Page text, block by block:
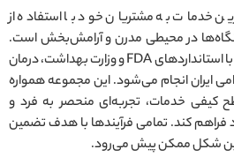
خدمات به مشتریان خود با استفاده از
در محیطی مدرن و آرامش‌بخش است.
تمامی خدمات ارائه‌شده مطابق با استانداردهای FDA و وزارت بهداشت، درمان
ایران انجام می‌شود. این مجموعه همواره
کیفی خدمات، تجربه‌ای منحصر به فرد و
کند. تمامی فرآیندها با هدف تضمین
شکل ممکن پیش می‌رود.